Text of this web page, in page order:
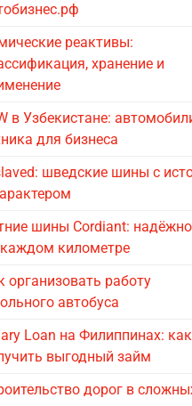
реактивы:
хранение и
в Узбекистане:
для бизнеса
шведские шины с
шины Cordiant:
километре
организовать работу
автобуса
Loan на Филиппинах: как
выгодный займ
дорог в